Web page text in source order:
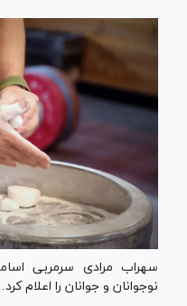
نوجوانان و جوانان را اعلام کرد.